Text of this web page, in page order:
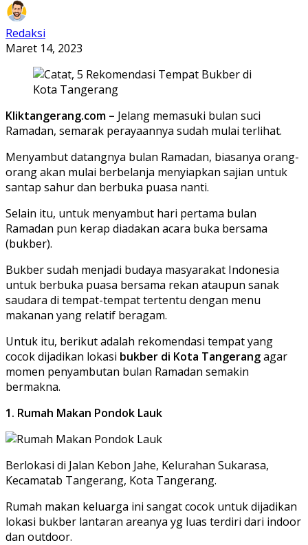
Redaksi
Maret 14, 2023
Kliktangerang.com – Jelang memasuki bulan suci
Ramadan, semarak perayaannya sudah mulai terlihat.
Menyambut datangnya bulan Ramadan, biasanya orang-
orang akan mulai berbelanja menyiapkan sajian untuk
santap sahur dan berbuka puasa nanti.
Selain itu, untuk menyambut hari pertama bulan
Ramadan pun kerap diadakan acara buka bersama
(bukber).
Bukber sudah menjadi budaya masyarakat Indonesia
untuk berbuka puasa bersama rekan ataupun sanak
saudara di tempat-tempat tertentu dengan menu
makanan yang relatif beragam.
Untuk itu, berikut adalah rekomendasi tempat yang
cocok dijadikan lokasi bukber di Kota Tangerangagar
momen penyambutan bulan Ramadan semakin
bermakna.
1. Rumah Makan Pondok Lauk
Berlokasi di Jalan Kebon Jahe, Kelurahan Sukarasa,
Kecamatab Tangerang, Kota Tangerang.
Rumah makan keluarga ini sangat cocok untuk dijadikan
lokasi bukber lantaran areanya yg luas terdiri dari indoor
dan outdoor.